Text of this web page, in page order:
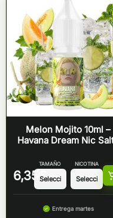
Melon Mojito 10ml –
Havana Dream Nic
6,35 €
TAMAÑO NICOTINA
Entrega martes